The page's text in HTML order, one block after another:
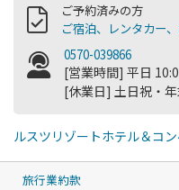
ご予約済みの方
ご宿泊、レンタカー
0570-039866
[営業時間] 平日
[休業日] 土日祝・
ルスツリゾートホテル＆コ
旅行業約款